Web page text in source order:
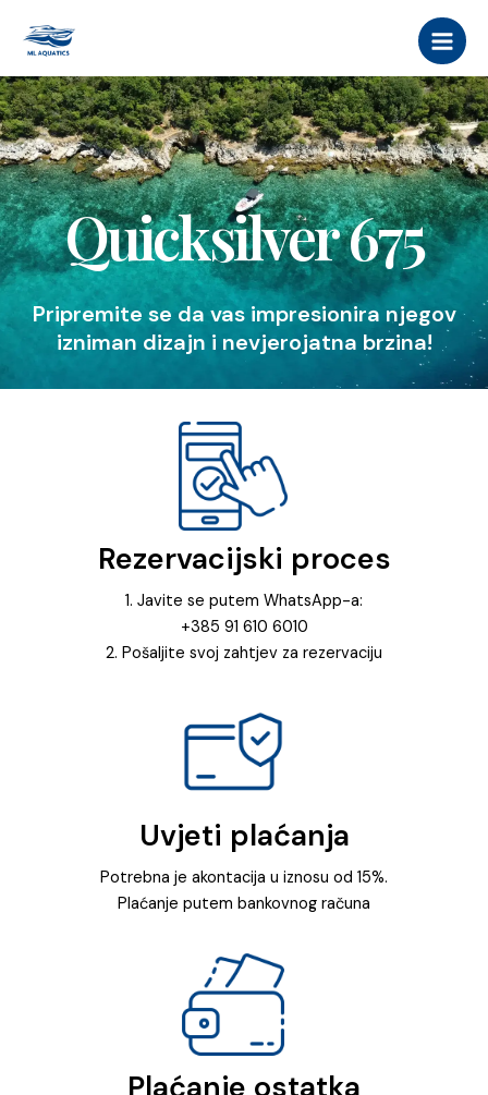
content
Quicksilver 675
Pripremite se da vas impresionira njegov
izniman dizajn i nevjerojatna brzina!
Rezervacijski proces
1. Javite se putem WhatsApp-a:
+385 91 610 6010
2. Pošaljite svoj zahtjev za rezervaciju
Uvjeti plaćanja
Potrebna je akontacija u iznosu od 15%.
Plaćanje putem bankovnog računa
Plaćanje ostatka